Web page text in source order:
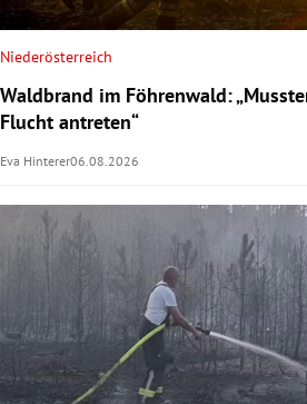
Niederösterreich
Waldbrand im Föhrenwald:
Flucht antreten“
Eva Hinterer06.08.2026